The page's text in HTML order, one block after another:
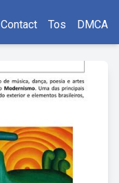
Contact Tos DMCA